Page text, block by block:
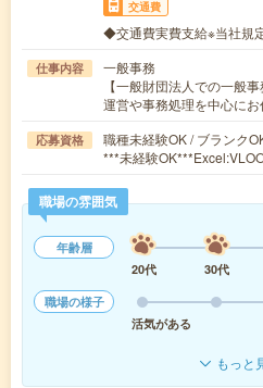
交通費
◆交通費実費支給※当社規
仕事内容
一般事務
【一般財団法人での一般
運営や事務処理を中心に
応募資格
職種未経験OK / ブランク
***未経験
職場の雰囲気
年齢層
20代
30代
職場の様子
活気がある
もっと